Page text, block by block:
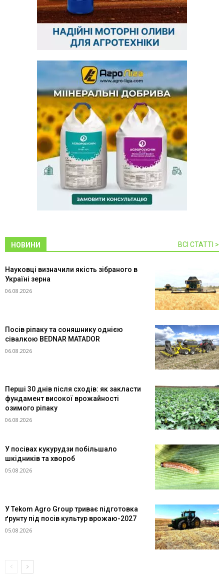
НОВИНИ ВСІ СТАТТІ >
Науковці визначили якість зібраного в
Україні зерна
06.08.2026
Посів ріпаку та соняшнику однією
сівалкою BEDNAR MATADOR
06.08.2026
Перші 30 днів після сходів: як закласти
фундамент високої врожайності
озимого ріпаку
06.08.2026
У посівах кукурудзи побільшало
шкідників та хвороб
05.08.2026
У Tekom Agro Group триває підготовка
ґрунту під посів культур врожаю-2027
05.08.2026